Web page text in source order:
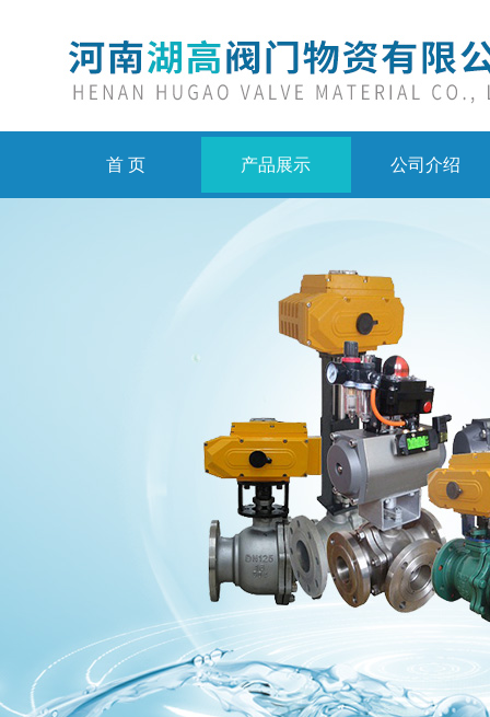
首 页 产品展示 公司介绍